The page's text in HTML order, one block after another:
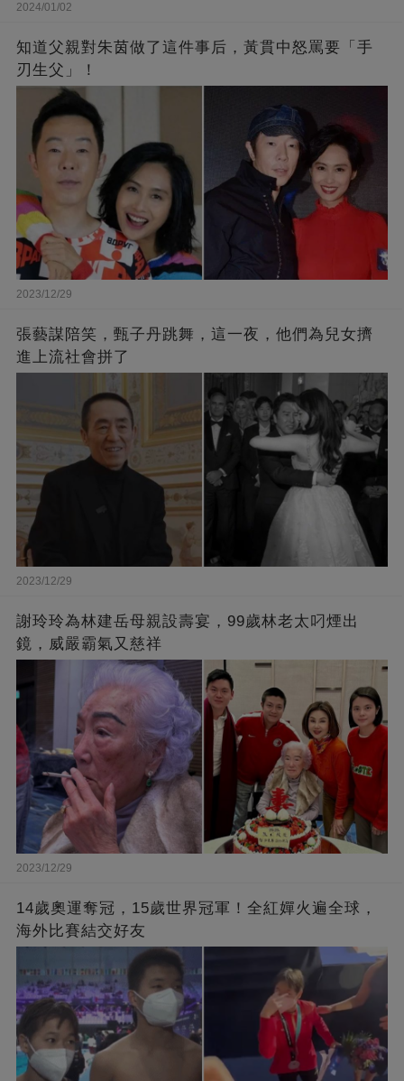
2024/01/02
知道父親對朱茵做了這件事后，黃貫中怒罵要「手
刃生父」！
2023/12/29
張藝謀陪笑，甄子丹跳舞，這一夜，他們為兒女擠
進上流社會拼了
2023/12/29
謝玲玲為林建岳母親設壽宴，99歲林老太叼煙出
鏡，威嚴霸氣又慈祥
2023/12/29
14歲奧運奪冠，15歲世界冠軍！全紅嬋火遍全球，
海外比賽結交好友